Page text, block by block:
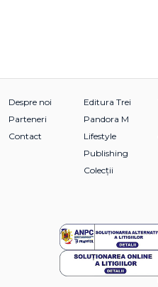
Despre noi
Parteneri
Contact
Editura Trei
Pandora M
Lifestyle
Publishing
Colecții